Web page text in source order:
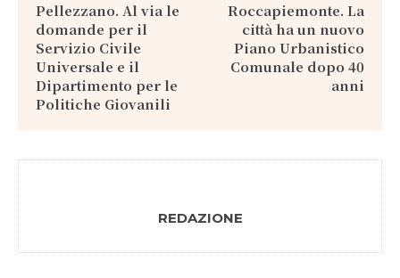
Pellezzano. Al via le
domande per il
Servizio Civile
Universale e il
Dipartimento per le
Politiche Giovanili
Roccapiemonte. La
città ha un nuovo
Piano Urbanistico
Comunale dopo 40
anni
REDAZIONE